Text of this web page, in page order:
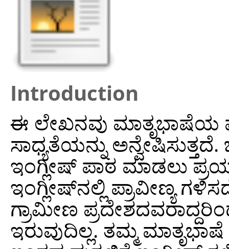
Introduction
ಈ ಲೇಖನವು ಮಾತೃಭಾಷೆಯ
ಸಾಧ್ಯತೆಯನ್ನು
ಇಂಗ್ಲೀಷ್‌ ಪಾಠ ಮಾಡಲು
ಇಂಗ್ಲೀಷ್‌ನಲ್ಲಿ ಪ್ರಾವೀಣ್ಯ
ಗ್ರಾಮೀಣ
ಇರುವುದಿಲ್ಲ. ತಮ್ಮ